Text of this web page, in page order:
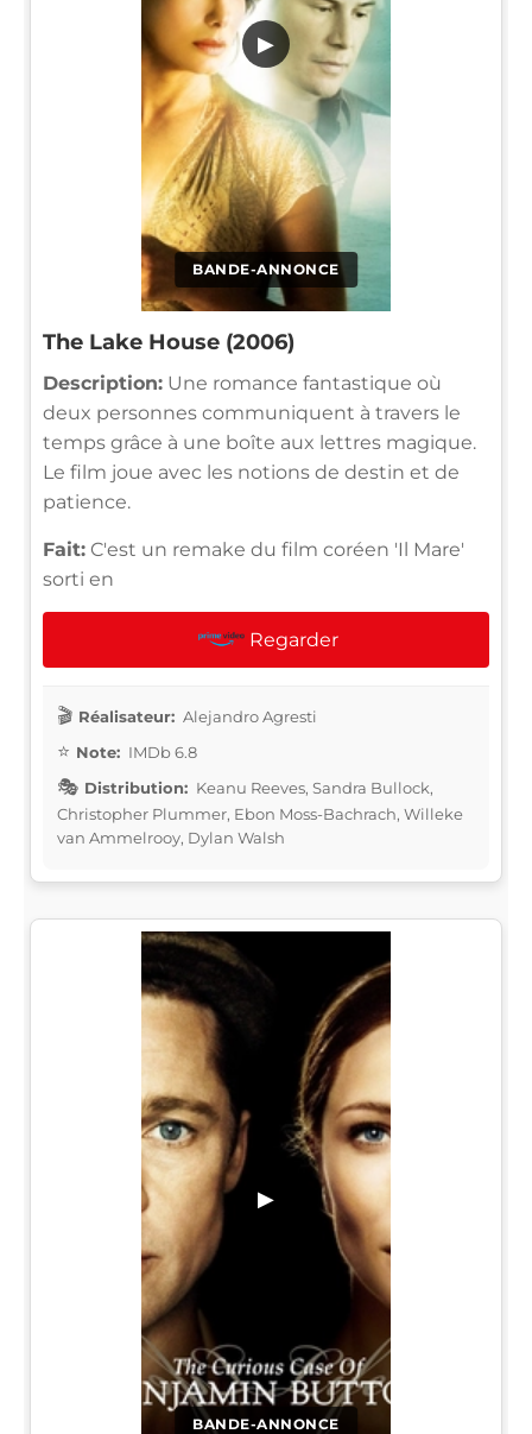
BANDE-ANNONCE
▶
The Lake House (2006)
Description: Une romance fantastique où
deux personnes communiquent à travers le
temps grâce à une boîte aux lettres magique.
Le film joue avec les notions de destin et de
patience.
Fait: C'est un remake du film coréen 'Il Mare'
sorti en
Regarder
Réalisateur: Alejandro Agresti
Note: IMDb 6.8
Distribution: Keanu Reeves, Sandra Bullock,
Christopher Plummer, Ebon Moss-Bachrach, Willeke
van Ammelrooy, Dylan Walsh
BANDE-ANNONCE
▶